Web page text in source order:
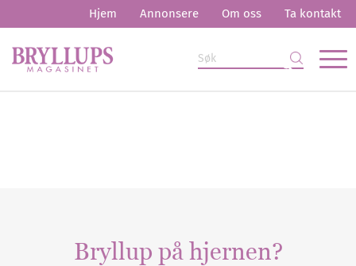
Hjem Annonsere Om oss Ta kontakt
Bryllup på hjernen?